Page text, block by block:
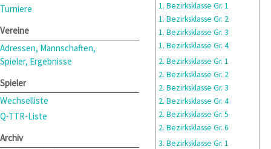
Turniere
Vereine
Adressen, Mannschaften,
Spieler, Ergebnisse
Spieler
Wechselliste
Q-TTR-Liste
Archiv
1. Bezirksklasse Gr. 1
1. Bezirksklasse Gr. 2
1. Bezirksklasse Gr. 3
1. Bezirksklasse Gr. 4
2. Bezirksklasse Gr. 1
2. Bezirksklasse Gr. 2
2. Bezirksklasse Gr. 3
2. Bezirksklasse Gr. 4
2. Bezirksklasse Gr. 5
2. Bezirksklasse Gr. 6
3. Bezirksklasse Gr. 1